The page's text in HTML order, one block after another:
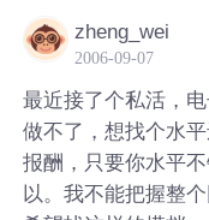
zheng_wei
2006-09-07
最近接了个私活，
做不了，想找个水
报酬，只要你水平
以。我不能把握整